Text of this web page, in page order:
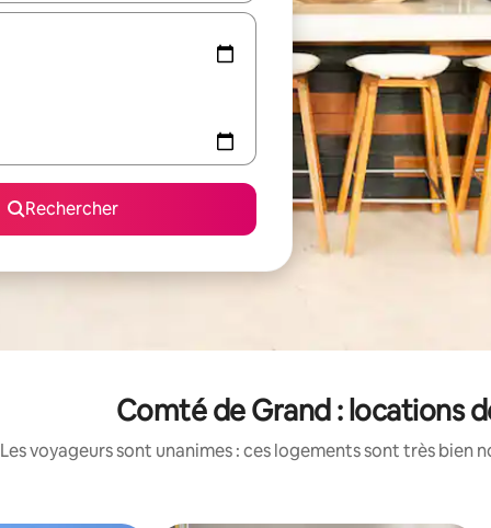
Rechercher
Comté de Grand : locations
Les voyageurs sont unanimes : ces logements sont très